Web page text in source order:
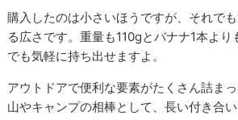
購入したのは小さいほうですが、それで
る広さです。重量も110gとバナナ1本よ
でも気軽に持ち出せますよ。
アウトドアで便利な要素がたくさん詰ま
山やキャンプの相棒として、長い付き合